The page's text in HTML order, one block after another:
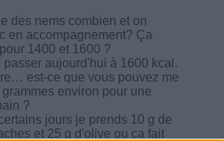
des nems combien et on
en accompagnement? Ça
1400 et 1600 ?
passer aujourd'hui à 1600 kcal.
est-ce que vous pouvez me
environ pour une
?
jours je prends 10 g de
et 25 g d'olive ou ça fait